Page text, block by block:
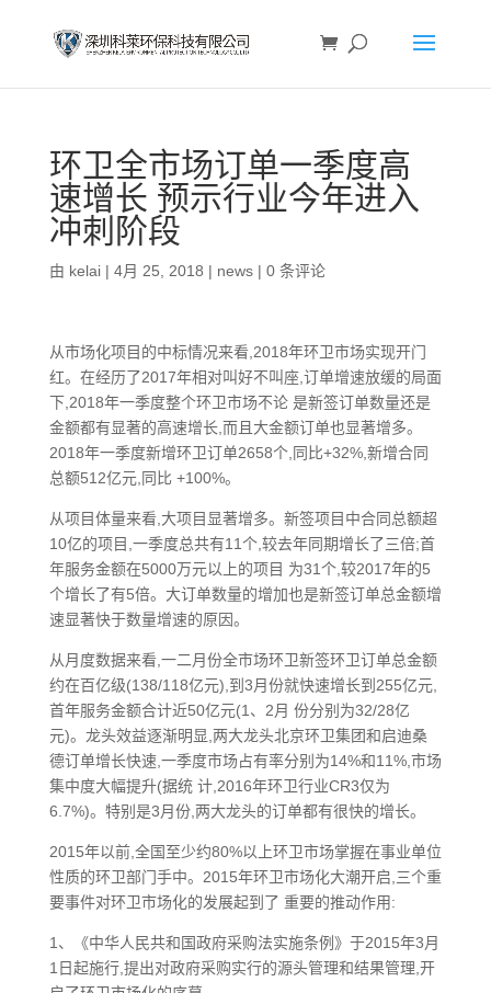
环卫全市场订单一季度高
速增长 预示行业今年进入
冲刺阶段
由 kelai| 4月 25, 2018 | news| 0 条评论
从市场化项目的中标情况来看,2018年环卫市场实现开门
红。在经历了2017年相对叫好不叫座,订单增速放缓的局面
下,2018年一季度整个环卫市场不论 是新签订单数量还是
金额都有显著的高速增长,而且大金额订单也显著增多。
2018年一季度新增环卫订单2658个,同比+32%,新增合同
总额512亿元,同比 +100%。
从项目体量来看,大项目显著增多。新签项目中合同总额超
10亿的项目,一季度总共有11个,较去年同期增长了三倍;首
年服务金额在5000万元以上的项目 为31个,较2017年的5
个增长了有5倍。大订单数量的增加也是新签订单总金额增
速显著快于数量增速的原因。
从月度数据来看,一二月份全市场环卫新签环卫订单总金额
约在百亿级(138/118亿元),到3月份就快速增长到255亿元,
首年服务金额合计近50亿元(1、2月 份分别为32/28亿
元)。龙头效益逐渐明显,两大龙头北京环卫集团和启迪桑
德订单增长快速,一季度市场占有率分别为14%和11%,市场
集中度大幅提升(据统 计,2016年环卫行业CR3仅为
6.7%)。特别是3月份,两大龙头的订单都有很快的增长。
2015年以前,全国至少约80%以上环卫市场掌握在事业单位
性质的环卫部门手中。2015年环卫市场化大潮开启,三个重
要事件对环卫市场化的发展起到了 重要的推动作用:
1、《中华人民共和国政府采购法实施条例》于2015年3月
1日起施行,提出对政府采购实行的源头管理和结果管理,开